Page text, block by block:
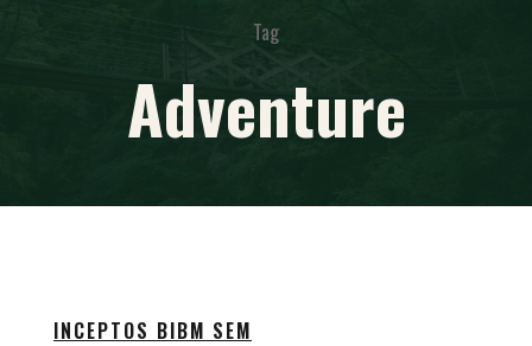
Tag
Adventure
INCEPTOS BIBM SEM